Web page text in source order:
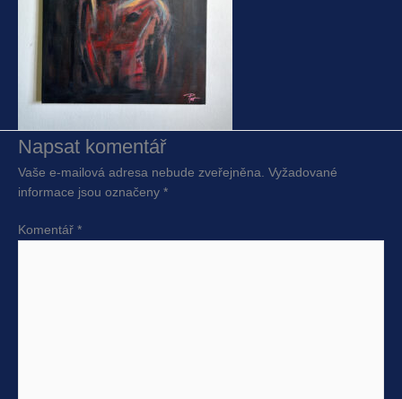
Napsat komentář
Vaše e-mailová adresa nebude zveřejněna. Vyžadované
informace jsou označeny *
Komentář *